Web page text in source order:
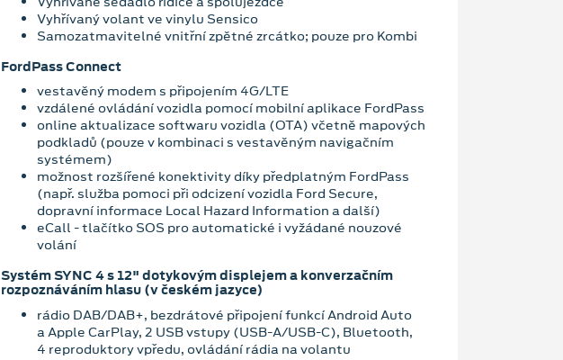
Vyhřívaný volant ve vinylu Sensico
Samozatmavitelné vnitřní zpětné zrcátko; pouze pro Kombi
FordPass Connect
vestavěný modem s připojením 4G/LTE
vzdálené ovládání vozidla pomocí mobilní aplikace FordPass
online aktualizace softwaru vozidla (OTA) včetně mapových
podkladů (pouze v kombinaci s vestavěným navigačním
systémem)
možnost rozšířené konektivity díky předplatným FordPass
(např. služba pomoci při odcizení vozidla Ford Secure,
dopravní informace Local Hazard Information a další)
eCall - tlačítko SOS pro automatické i vyžádané nouzové
volání
Systém SYNC 4 s 12" dotykovým displejem a konverzačním
rozpoznáváním hlasu (v českém jazyce)
rádio DAB/DAB+, bezdrátové připojení funkcí Android Auto
a Apple CarPlay, 2 USB vstupy (USB-A/USB-C), Bluetooth,
4 reproduktory vpředu, ovládání rádia na volantu